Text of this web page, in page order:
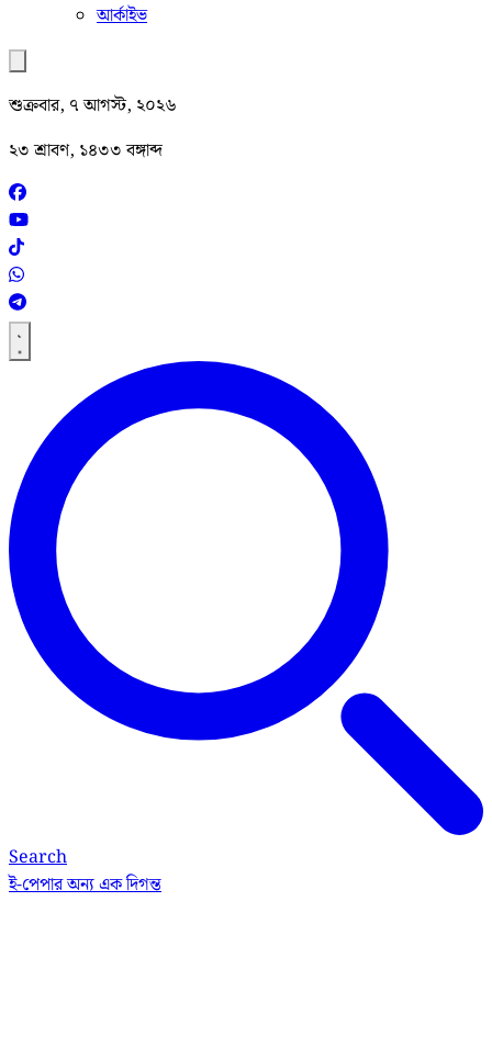
আর্কাইভ
শুক্রবার, ৭ আগস্ট, ২০২৬
২৩ শ্রাবণ, ১৪৩৩ বঙ্গাব্দ
Search
ই-পেপারঅন্য এক দিগন্ত